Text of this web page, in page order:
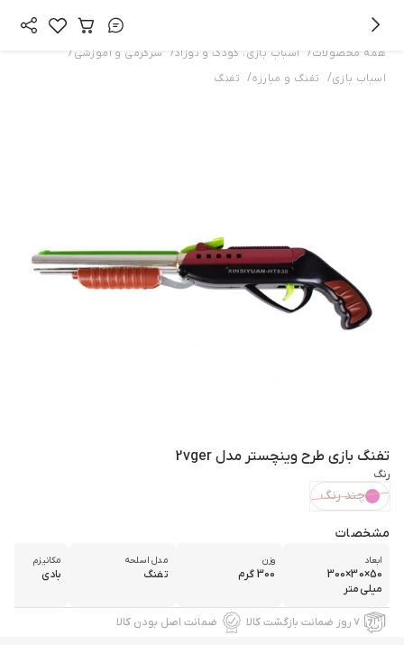
همه محصولات/ اسباب بازی، کودک و نوزاد/ سرگرمی و آموزشی /
اسباب بازی/ تفنگ و مبارزه/ تفنگ
تفنگ بازی طرح وینچستر مدل 2vger
رنگ
چند رنگ
مشخصات
ابعاد
50×30×300
میلی‌متر
وزن
300 گرم
مدل اسلحه
تفنگ
مکانیزم
بادی
۷ روز ضمانت بازگشت کالا ضمانت اصل بودن کالا